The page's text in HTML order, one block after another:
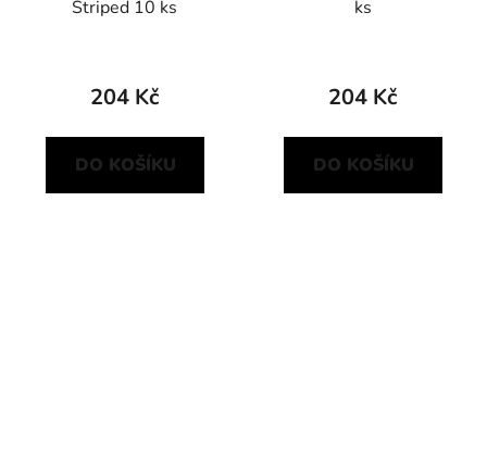
Striped 10 ks
204 Kč
DO KOŠÍKU
ks
204 Kč
DO KOŠÍKU